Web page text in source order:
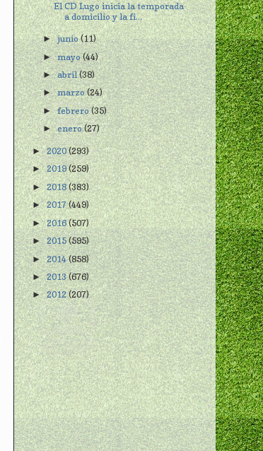
El CD Lugo inicia la temporada
a domicilio y la fi...
►junio(11)
►mayo(44)
►abril(38)
►marzo(24)
►febrero(35)
►enero(27)
►2020(293)
►2019(259)
►2018(383)
►2017(449)
►2016(507)
►2015(595)
►2014(858)
►2013(676)
►2012(207)